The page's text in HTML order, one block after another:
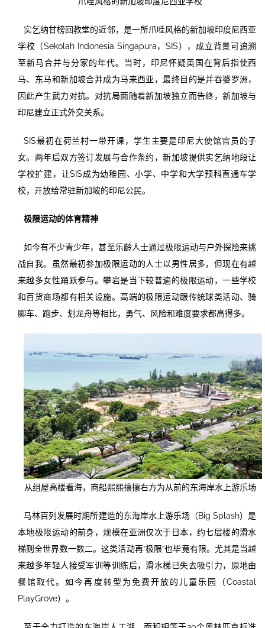
实乞纳甘榜回教堂的近邻，是一所爪哇风格的新加坡印度尼西亚
学校（Sekolah Indonesia Singapura，SIS），成立背景可追溯
至新马合并与分家的年代。当时，印尼怀疑英国在背后指使西
马、东马和新加坡合并成为马来西亚，最终目的是并吞婆罗洲，
因此产生武力对抗。对抗局面随着新加坡独立而告终，新加坡与
印尼建立正式外交关系。
SIS最初在荷兰村一带开课，学生主要是印尼大使馆官员的子
女。两年后双方签订发展与合作条约，新加坡提供实乞纳地段让
学校扩建，让SIS成为幼稚园、小学、中学和大学预科直通车学
校，开放给常驻新加坡的印尼公民。
极限运动的体育精神
如今有不少青少年，甚至乐龄人士通过极限运动与户外探险来挑
战自我。虽然最初参加极限运动的人士以男性居多，但现在有越
来越多女性踊跃参与。攀岩是当下较普遍的极限运动，一些学校
和百货商场都有相关设施。高端的极限运动跟传统球类活动、骑
脚车、跑步、划龙舟等相比，勇气、风险和难度要求都高得多。
从组屋高楼看海，商船熙熙攘攘右方为从前的东海岸水上游乐场
马林百列发展时期所建造的东海岸水上游乐场（Big Splash）是
本地极限运动的前身，规模在亚洲仅次于日本，约七层楼的滑水
梯则全世界数一数二。这类活动再“极限”也毕竟有限。尤其是当越
来越多年轻人接受军训等训练后，滑水梯已失去吸引力，原地由
餐馆取代。如今再度转型为免费开放的儿童乐园（Coastal
PlayGrove）。